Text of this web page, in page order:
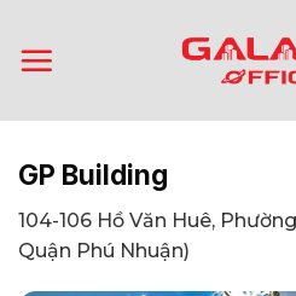
qua
nội
GP Building
104-106 Hồ Văn Huê,
Quận Phú Nhuận)